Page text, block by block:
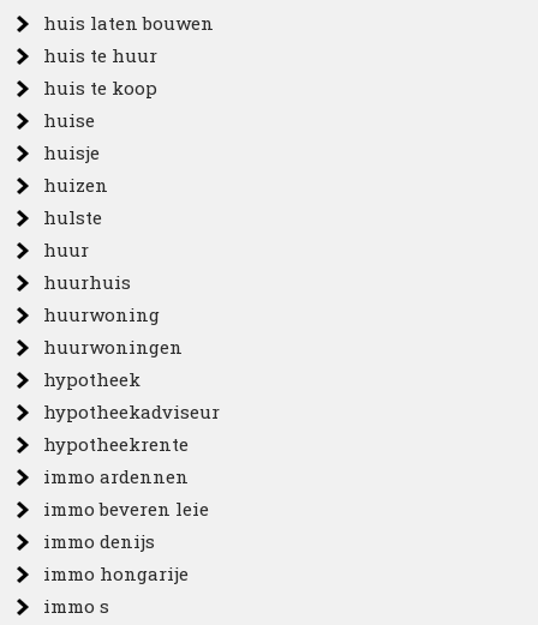
huis laten bouwen
huis te huur
huis te koop
huise
huisje
huizen
hulste
huur
huurhuis
huurwoning
huurwoningen
hypotheek
hypotheekadviseur
hypotheekrente
immo ardennen
immo beveren leie
immo denijs
immo hongarije
immo s